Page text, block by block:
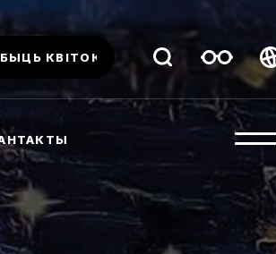
КВІТОК
Беларуская
Русский